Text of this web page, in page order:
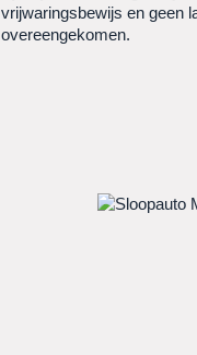
vrijwaringsbewijs en geen
overeengekomen.